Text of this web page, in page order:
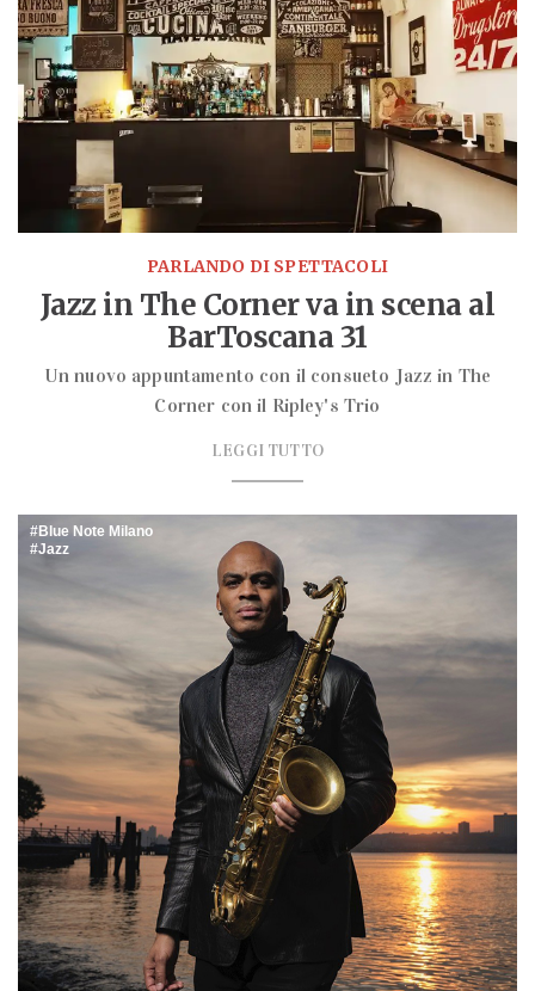
PARLANDO DI SPETTACOLI
Jazz in The Corner va in scena al
BarToscana 31
Un nuovo appuntamento con il consueto Jazz in The
Corner con il Ripley's Trio
LEGGI TUTTO
Blue Note Milano
Jazz